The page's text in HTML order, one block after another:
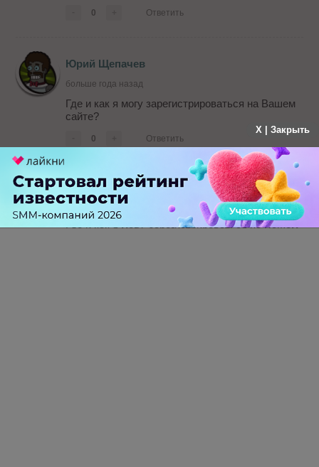
0 Ответить
Юрий Щепачев
больше года назад
Где и как я могу зарегистрироваться на Вашем
сайте?
0 Ответить
Татьяна Филинова
больше года назад
Где и как я могу зарегистрироваться на Вашем
X | Закрыть